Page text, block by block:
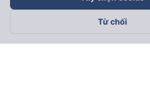
Theo dõi chúng tôi trên
Từ chối